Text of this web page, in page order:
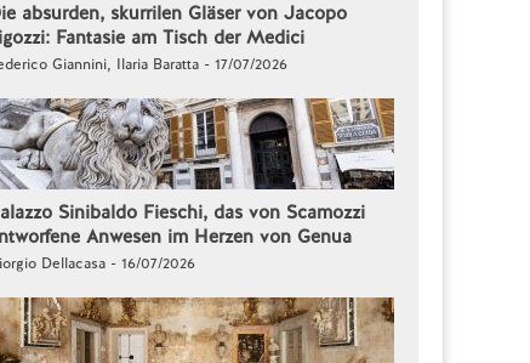
absurden, skurrilen Gläser von Jacopo
Fantasie am Tisch der Medici
Giannini, Ilaria Baratta - 17/07/2026
Sinibaldo Fieschi, das von Scamozzi
Anwesen im Herzen von Genua
Dellacasa - 16/07/2026